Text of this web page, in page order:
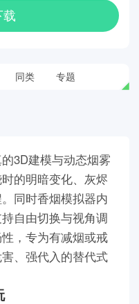
同类 专题
3D建模与动态烟雾
的明暗变化、灰烬
同时香烟模拟器内
自由切换与视角调
，专为有减烟或戒
、强代入的替代式